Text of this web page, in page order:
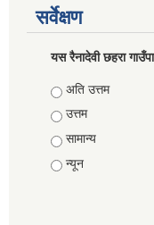
सर्वेक्षण
यस रैनादेवी छहरा
Choices
अति उत्तम
उत्तम
सामान्य
न्यून